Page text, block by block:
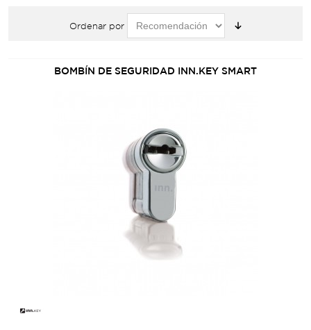
Ordenar por
BOMBÍN DE SEGURIDAD INN.KEY SMART